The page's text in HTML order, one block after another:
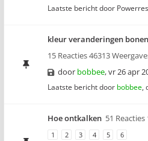
Laatste bericht door
kleur veranderingen
15 Reacties 46313
door bobbee,vr 26 apr
Laatste bericht door bobbee,
Hoe ontkalken 51
1 2 3 4 5 6